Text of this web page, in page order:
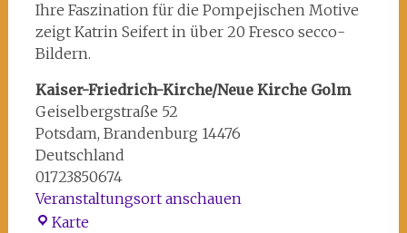
Ihre Faszination für die Pompejischen Motive
zeigt Katrin Seifert in über 20 Fresco secco-
Bildern.
Kaiser-Friedrich-Kirche/Neue Kirche Golm
Geiselbergstraße 52
Potsdam, Brandenburg 14476
Deutschland
01723850674
Veranstaltungsort anschauen
KarteKaiser-